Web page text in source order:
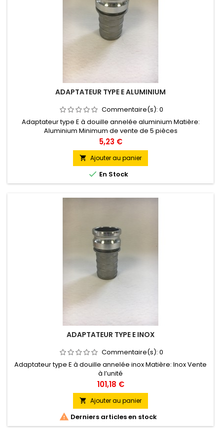
ADAPTATEUR TYPE E ALUMINIUM
Commentaire(s): 0
Adaptateur type E à douille annelée aluminium Matière:
Aluminium Minimum de vente de 5 pièces
Prix
5,23 €
 Ajouter au panier
 En Stock
ADAPTATEUR TYPE E INOX
Commentaire(s): 0
Adaptateur type E à douille annelée inox Matière: Inox Vente
à l’unité
Prix
101,18 €
 Ajouter au panier
 Derniers articles en stock